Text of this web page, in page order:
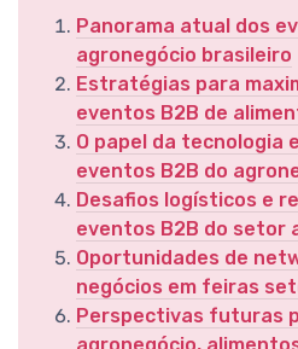
Panorama atual dos
agronegócio brasileiro
Estratégias para
eventos B2B de
O papel da tecnologia
eventos B2B do
Desafios logísticos e
eventos B2B do setor
Oportunidades de
negócios em feiras
Perspectivas futuras